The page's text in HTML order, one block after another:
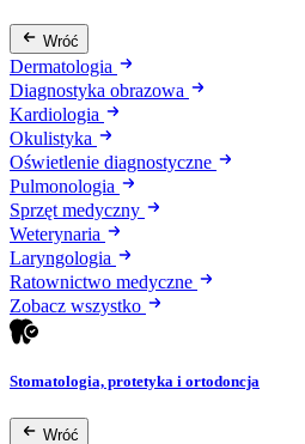
Wróć
Dermatologia
Diagnostyka obrazowa
Kardiologia
Okulistyka
Oświetlenie diagnostyczne
Pulmonologia
Sprzęt medyczny
Weterynaria
Laryngologia
Ratownictwo medyczne
Zobacz wszystko
Stomatologia, protetyka i ortodoncja
Wróć